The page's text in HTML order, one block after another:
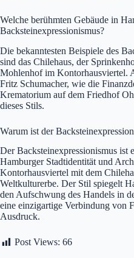
Welche berühmten Gebäude in
Backsteinexpressionismus?
Die bekanntesten Beispiele des
sind das Chilehaus, der
Mohlenhof im Kontorhausviertel.
Fritz Schumacher, wie die
Krematorium auf dem Friedhof
dieses Stils.
Warum ist der
Der Backsteinexpressionismus ist
Hamburger Stadtidentität und
Kontorhausviertel mit dem
Weltkulturerbe. Der Stil spiegelt
den Aufschwung des Handels in
eine einzigartige Verbindung von
Ausdruck.
Post Views: 66